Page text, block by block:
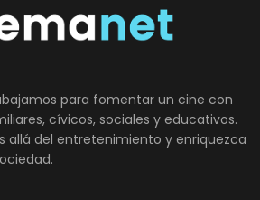
para fomentar un cine con
cívicos, sociales y educativos.
allá del entretenimiento y enriquezca